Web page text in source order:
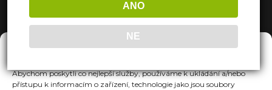
Spravovat Souhlas
Abychom poskytli co nejlepší služby, používáme k ukládání a/nebo
přístupu k informacím o zařízení, technologie jako jsou soubory
ANO
NE